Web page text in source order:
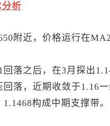
析
附近，价格运行在
回落之后，在3月探出
回落，近期收敛于1.16
构成中期支撑带。